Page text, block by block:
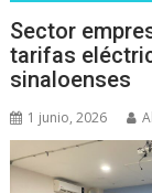
Sector
tarifas
sinaloenses
1 junio, 2026